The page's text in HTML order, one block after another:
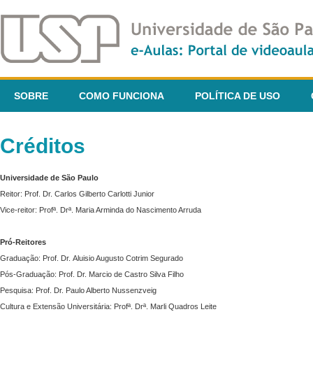
SOBRE COMO FUNCIONA POLÍTICA DE USO
Créditos
Universidade de São Paulo
Reitor: Prof. Dr. Carlos Gilberto Carlotti Junior
Vice-reitor: Profª. Drª. Maria Arminda do Nascimento Arruda
Pró-Reitores
Graduação: Prof. Dr. Aluisio Augusto Cotrim Segurado
Pós-Graduação: Prof. Dr. Marcio de Castro Silva Filho
Pesquisa: Prof. Dr. Paulo Alberto Nussenzveig
Cultura e Extensão Universitária: Profª. Drª. Marli Quadros Leite